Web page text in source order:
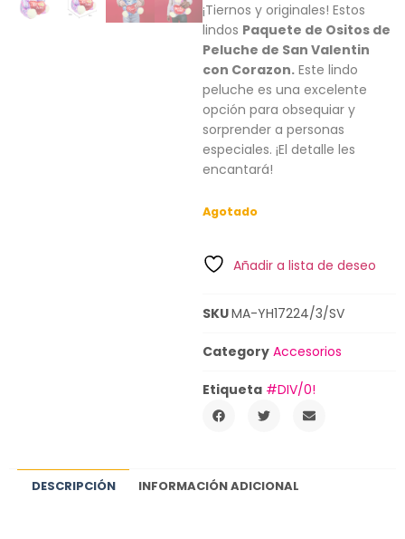
¡Tiernos y originales! Estos
lindos Paquete de Ositos de
Peluche de San Valentin
con Corazon. Este lindo
peluche es una excelente
opción para obsequiar y
sorprender a personas
especiales. ¡El detalle les
encantará!
Agotado
Añadir a lista de deseo
SKUMA-YH17224/3/SV
Category Accesorios
Etiqueta #DIV/0!
DESCRIPCIÓN INFORMACIÓN ADICIONAL